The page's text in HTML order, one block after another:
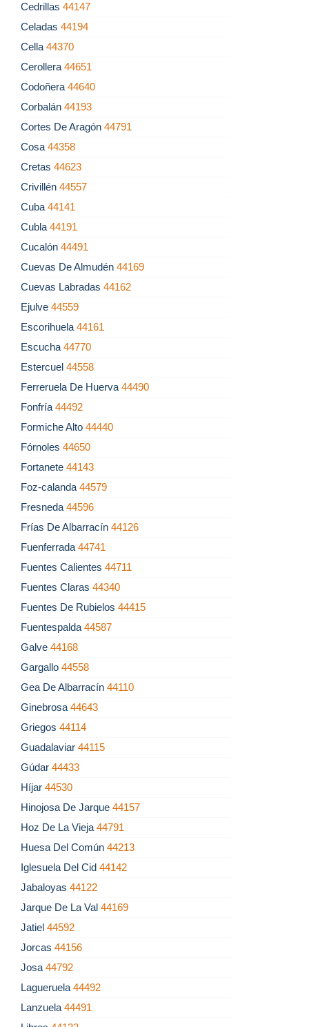
Cedrillas 44147
Celadas 44194
Cella 44370
Cerollera 44651
Codoñera 44640
Corbalán 44193
Cortes De Aragón 44791
Cosa 44358
Cretas 44623
Crivillén 44557
Cuba 44141
Cubla 44191
Cucalón 44491
Cuevas De Almudén 44169
Cuevas Labradas 44162
Ejulve 44559
Escorihuela 44161
Escucha 44770
Estercuel 44558
Ferreruela De Huerva 44490
Fonfría 44492
Formiche Alto 44440
Fórnoles 44650
Fortanete 44143
Foz-calanda 44579
Fresneda 44596
Frías De Albarracín 44126
Fuenferrada 44741
Fuentes Calientes 44711
Fuentes Claras 44340
Fuentes De Rubielos 44415
Fuentespalda 44587
Galve 44168
Gargallo 44558
Gea De Albarracín 44110
Ginebrosa 44643
Griegos 44114
Guadalaviar 44115
Gúdar 44433
Híjar 44530
Hinojosa De Jarque 44157
Hoz De La Vieja 44791
Huesa Del Común 44213
Iglesuela Del Cid 44142
Jabaloyas 44122
Jarque De La Val 44169
Jatiel 44592
Jorcas 44156
Josa 44792
Lagueruela 44492
Lanzuela 44491